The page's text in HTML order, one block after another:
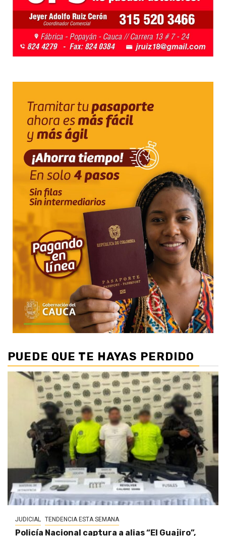
PUEDE QUE TE HAYAS PERDIDO
JUDICIAL TENDENCIA ESTA SEMANA
Policía Nacional captura a alias “El Guajiro”,